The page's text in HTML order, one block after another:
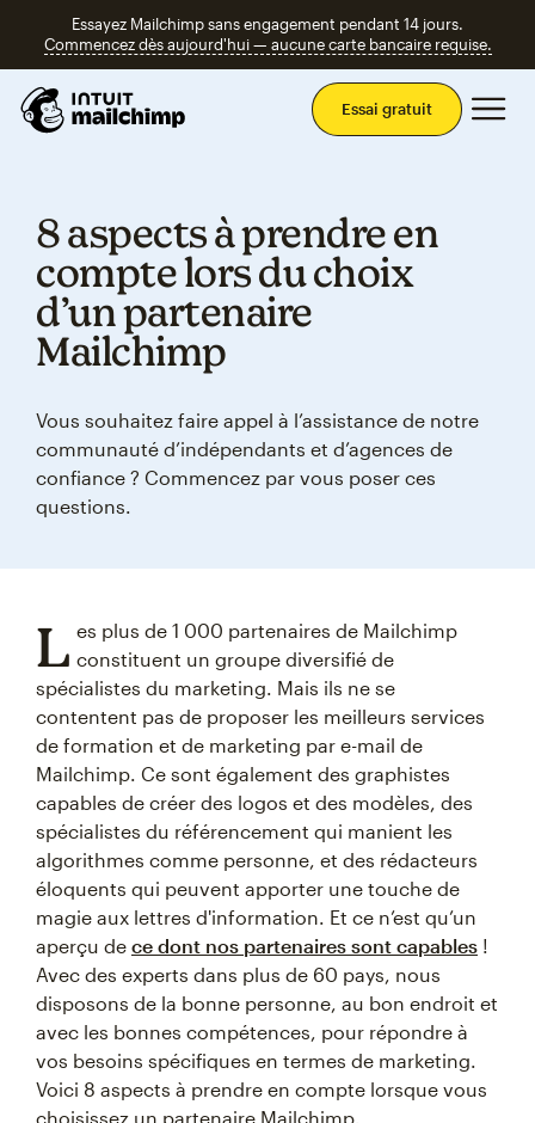
Essayez Mailchimp sans engagement pendant 14 jours.
Commencez dès aujourd'hui — aucune carte bancaire requise.
Essai gratuit
8 aspects à prendre en
compte lors du choix
d’un partenaire
Mailchimp
Vous souhaitez faire appel à l’assistance de notre
communauté d’indépendants et d’agences de
confiance ? Commencez par vous poser ces
questions.
L es plus de 1 000 partenaires de Mailchimp
constituent un groupe diversifié de
spécialistes du marketing. Mais ils ne se
contentent pas de proposer les meilleurs services
de formation et de marketing par e-mail de
Mailchimp. Ce sont également des graphistes
capables de créer des logos et des modèles, des
spécialistes du référencement qui manient les
algorithmes comme personne, et des rédacteurs
éloquents qui peuvent apporter une touche de
magie aux lettres d'information. Et ce n’est qu’un
aperçu de ce dont nos partenaires sont capables !
Avec des experts dans plus de 60 pays, nous
disposons de la bonne personne, au bon endroit et
avec les bonnes compétences, pour répondre à
vos besoins spécifiques en termes de marketing.
Voici 8 aspects à prendre en compte lorsque vous
choisissez un partenaire Mailchimp.